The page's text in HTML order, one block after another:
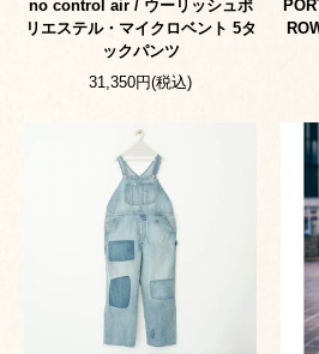
no control air / ウーリッシュポ
リエステル・マイクロベント 5タ
ックパンツ
31,350円(税込)